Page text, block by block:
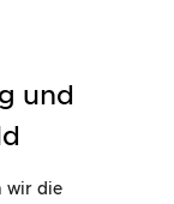
und
wir die